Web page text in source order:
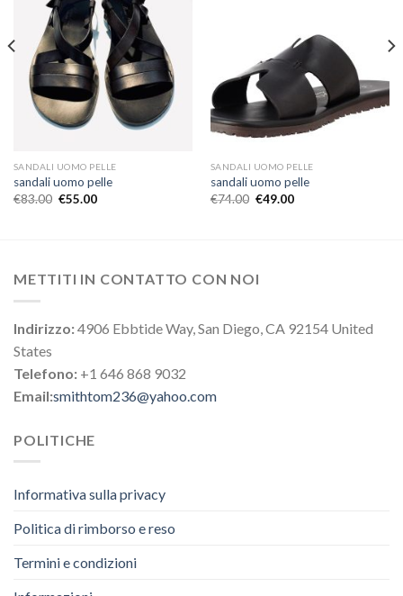
SANDALI UOMO PELLE
sandali uomo pelle
€83.00 €55.00
SANDALI UOMO PELLE
sandali uomo pelle
€74.00 €49.00
METTITI IN CONTATTO CON NOI
Indirizzo:4906 Ebbtide Way, San Diego, CA 92154 United
States
Telefono: +1 646 868 9032
Email:smithtom236@yahoo.com
POLITICHE
Informativa sulla privacy
Politica di rimborso e reso
Termini e condizioni